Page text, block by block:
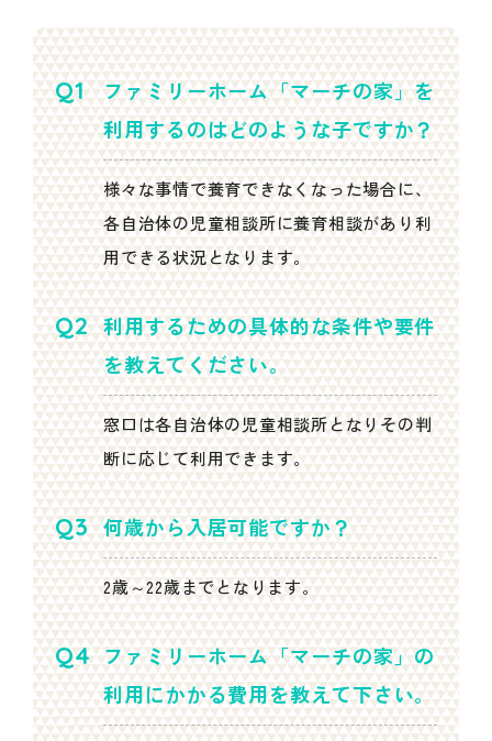
ファミリーホーム「マーチの家」を
利用するのはどのような子ですか？
様々な事情で養育できなくなった場合に、
各自治体の児童相談所に養育相談があり利
用できる状況となります。
利用するための具体的な条件や要件
を教えてください。
窓口は各自治体の児童相談所となりその判
断に応じて利用できます。
何歳から入居可能ですか？
2歳～22歳までとなります。
ファミリーホーム「マーチの家」の
利用にかかる費用を教えて下さい。